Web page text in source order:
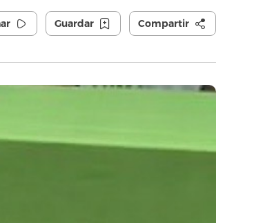
Guardar Compartir